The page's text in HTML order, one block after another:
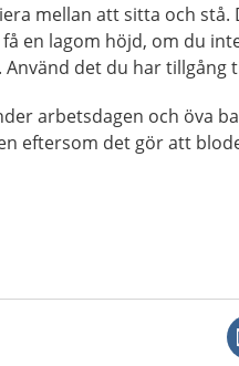
mellan att sitta och stå.
en lagom höjd, om du
det du har tillgång
arbetsdagen och öva
eftersom det gör att